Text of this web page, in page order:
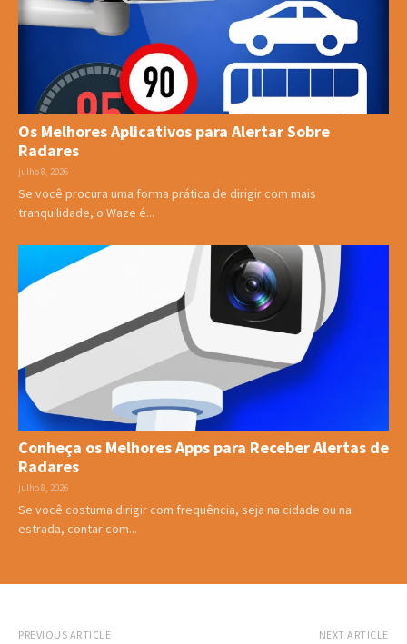
Os Melhores Aplicativos para Alertar Sobre
Radares
julho 8, 2026
Se você procura uma forma prática de dirigir com mais
tranquilidade, o Waze é...
Conheça os Melhores Apps para Receber Alertas de
Radares
julho 8, 2026
Se você costuma dirigir com frequência, seja na cidade ou na
estrada, contar com...
PREVIOUS ARTICLE NEXT ARTICLE